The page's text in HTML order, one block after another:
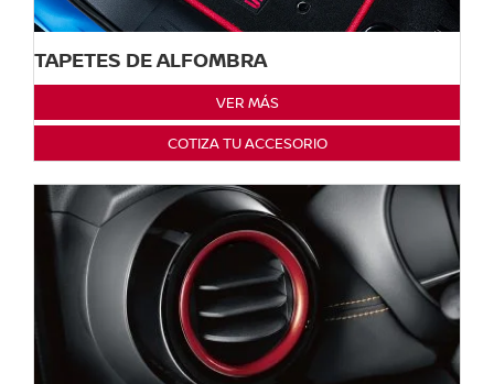
TAPETES DE ALFOMBRA
VER MÁS
COTIZA TU ACCESORIO